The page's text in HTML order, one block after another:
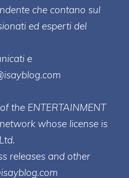
che contano sul
ed esperti del
e
the ENTERTAINMENT
whose license is
releases and other